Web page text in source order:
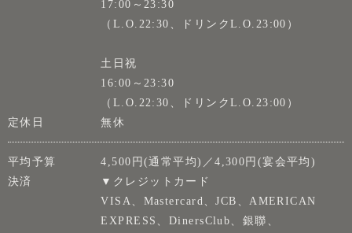
17:00～23:30
（L.O.22:30、ドリンクL.O.23:00）
土日祝
16:00～23:30
（L.O.22:30、ドリンクL.O.23:00）
定休日
無休
平均予算
4,500円(通常平均)／4,300円(宴会平均)
決済
▼クレジットカード
VISA、Mastercard、JCB、AMERICAN
EXPRESS、DinersClub、銀聯、